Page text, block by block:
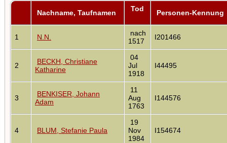
Nachname, Taufnamen Tod Personen-Kennung
1 N.N.
nach
1517
I201466
2
BECKH, Christiane
Katharine
04
Jul
1918
I44495
3
BENKISER, Johann
Adam
11
Aug
1763
I144576
4 BLUM, Stefanie Paula
19
Nov
1984
I154674